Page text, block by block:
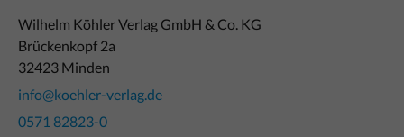
Wilhelm Köhler Verlag GmbH & Co. KG
Brückenkopf 2a
32423 Minden
info@koehler-verlag.de
0571 82823-0